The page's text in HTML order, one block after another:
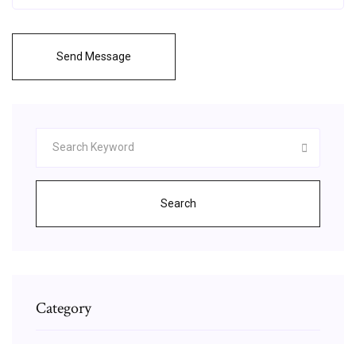
Send Message
Search
Category